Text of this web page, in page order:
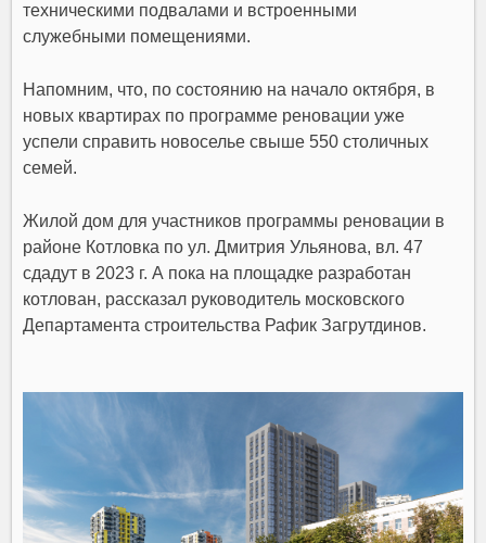
техническими подвалами и встроенными
служебными помещениями.
Напомним, что, по состоянию на начало октября, в
новых квартирах по программе реновации уже
успели справить новоселье свыше 550 столичных
семей.
Жилой дом для участников программы реновации в
районе Котловка по ул. Дмитрия Ульянова, вл. 47
сдадут в 2023 г. А пока на площадке разработан
котлован, рассказал руководитель московского
Департамента строительства Рафик Загрутдинов.